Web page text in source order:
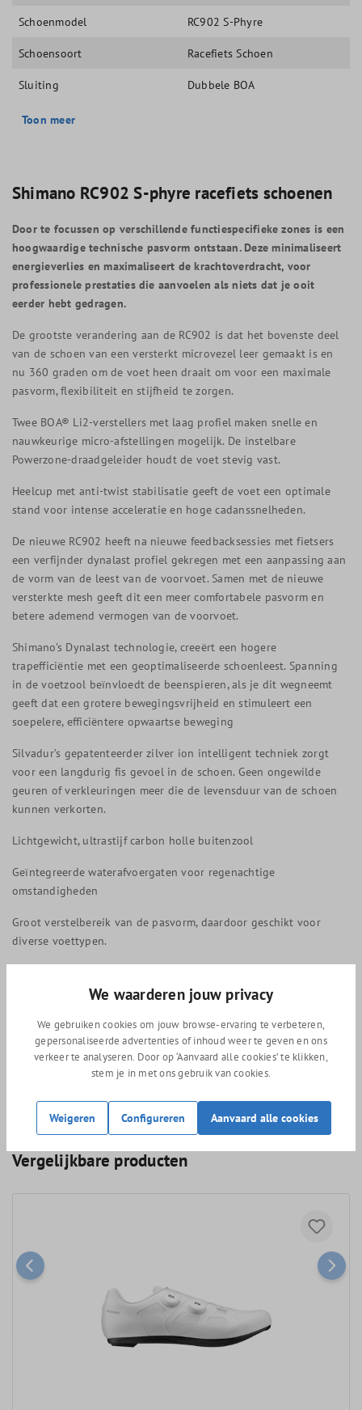
Schoenmodel RC902 S-Phyre
Schoensoort Racefiets Schoen
Sluiting Dubbele BOA
Toon meer
Shimano RC902 S-phyre racefiets schoenen
Door te focussen op verschillende functiespecifieke zones is een
hoogwaardige technische pasvorm ontstaan. Deze minimaliseert
energieverlies en maximaliseert de krachtoverdracht, voor
professionele prestaties die aanvoelen als niets dat je ooit
eerder hebt gedragen.
De grootste verandering aan de RC902 is dat het bovenste deel
van de schoen van een versterkt microvezel leer gemaakt is en
nu 360 graden om de voet heen draait om voor een maximale
pasvorm, flexibiliteit en stijfheid te zorgen.
Twee BOA® Li2-verstellers met laag profiel maken snelle en
nauwkeurige micro-afstellingen mogelijk. De instelbare
Powerzone-draadgeleider houdt de voet stevig vast.
Heelcup met anti-twist stabilisatie geeft de voet een optimale
stand voor intense acceleratie en hoge cadanssnelheden.
De nieuwe RC902 heeft na nieuwe feedbacksessies met fietsers
een verfijnder dynalast profiel gekregen met een aanpassing aan
de vorm van de leest van de voorvoet. Samen met de nieuwe
versterkte mesh geeft dit een meer comfortabele pasvorm en
betere ademend vermogen van de voorvoet.
Shimano’s Dynalast technologie, creeërt een hogere
trapefficiëntie met een geoptimaliseerde schoenleest. Spanning
in de voetzool beïnvloedt de beenspieren, als je dit wegneemt
geeft dat een grotere bewegingsvrijheid en stimuleert een
soepelere, efficiëntere opwaartse beweging
Silvadur’s gepatenteerder zilver ion intelligent techniek zorgt
voor een langdurig fis gevoel in de schoen. Geen ongewilde
geuren of verkleuringen meer die de levensduur van de schoen
kunnen verkorten.
Lichtgewicht, ultrastijf carbon holle buitenzool
Geïntegreerde waterafvoergaten voor regenachtige
omstandigheden
Groot verstelbereik van de pasvorm, daardoor geschikt voor
diverse voettypen.
Het best te combineren met het Shimano PD-R9100 Dura ace
pedaal.
Extra wijd (22 mm) afstelgebied voor de schoenplaatjes.
Vergelijkbare producten
We waarderen jouw privacy
We gebruiken cookies om jouw browse-ervaring te verbeteren,
gepersonaliseerde advertenties of inhoud weer te geven en ons
verkeer te analyseren. Door op ‘Aanvaard alle cookies’ te klikken,
stem je in met ons gebruik van cookies.
Weigeren Configureren Aanvaard alle cookies